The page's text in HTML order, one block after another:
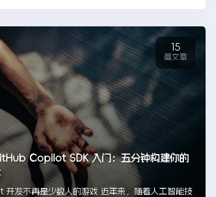
Copilot SDK 入门：五分钟构建你的
开发不再是少数人的游戏 近年来，随着人工智能技
15
篇文章